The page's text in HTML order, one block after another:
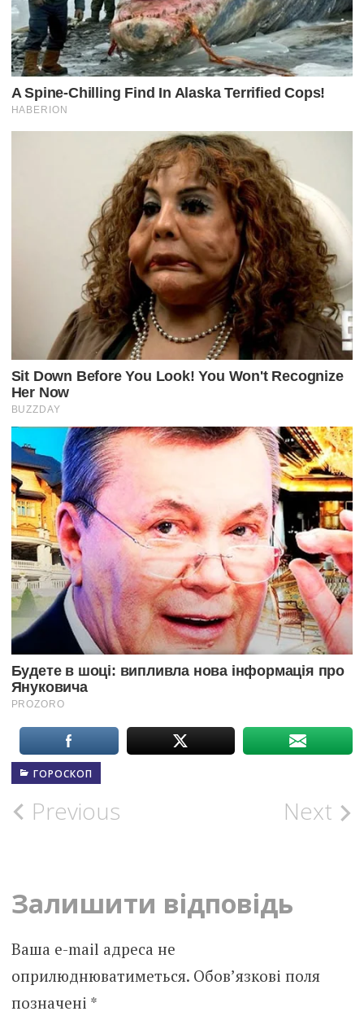
ГОРОСКОП
Post
Previous Next
Залишити відповідь
Ваша e-mail адреса не
оприлюднюватиметься. Обов’язкові поля
позначені *